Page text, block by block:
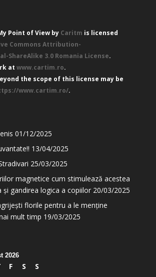
Point of Viewby Caritm is licensed
Commons Attribution-
ShareAlike 3.0 Romania License.
at www.cartim.ro.
the scope of this license may be
www.cartim.ro/.
01/12/2025
13/04/2025
25/03/2025
magnetice cum stimulează acestea
și gandirea logica a copiilor 20/03/2025
florile pentru a le menține
mult timp 19/03/2025
2026
F S
S